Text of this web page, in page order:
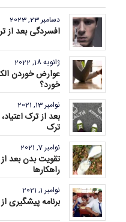
دسامبر 23, 2023
افسردگی بعد از
ژانویه 18, 2022
عوارض خوردن
خورد؟
نوامبر 13, 2021
بعد از ترک
ترک
نوامبر 7, 2021
تقویت بدن بعد
راهکارها
نوامبر 1, 2021
برنامه پیشگیری